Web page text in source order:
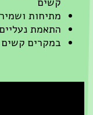
מתיחות ושמירה
התאמת נעליים
במקרים קשים